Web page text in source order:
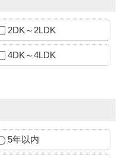
2DK～2LDK
4DK～4LDK
5年以内